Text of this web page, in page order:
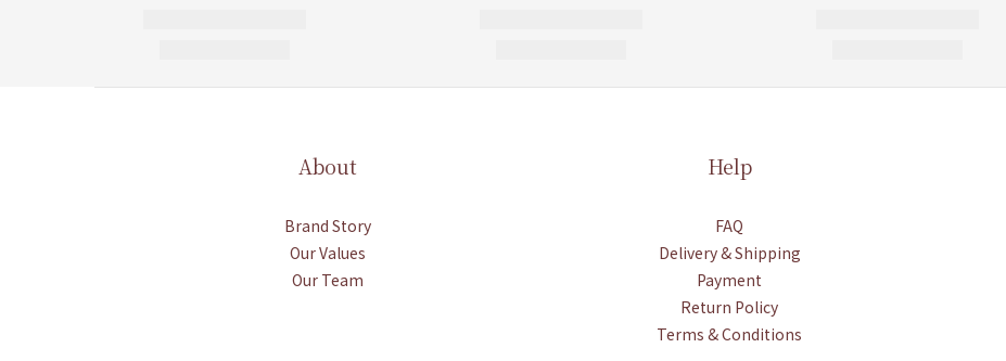
About
Brand Story
Our Values
Our Team
Help
FAQ
Delivery & Shipping
Payment
Return Policy
Terms & Conditions